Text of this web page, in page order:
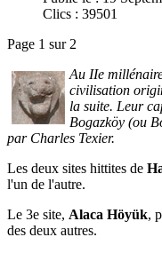
Clics : 39501
Page 1 sur 2
Au IIe
civilisation
la suite. Leur
Bogazköy (ou
par Charles Texier.
Les deux sites hittites de
l'un de l'autre.
Le 3e site, Alaca Höyük,
des deux autres.